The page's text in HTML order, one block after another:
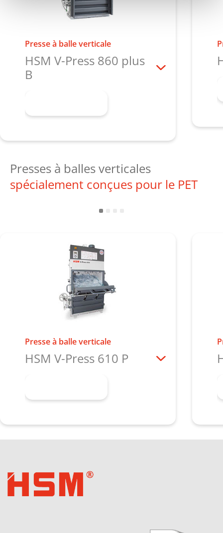
Presse à balle verticale
HSM V-Press 860 plus
B
Presses à balles verticales
spécialement conçues pour le PET
Presse à balle verticale
HSM V-Press 610 P